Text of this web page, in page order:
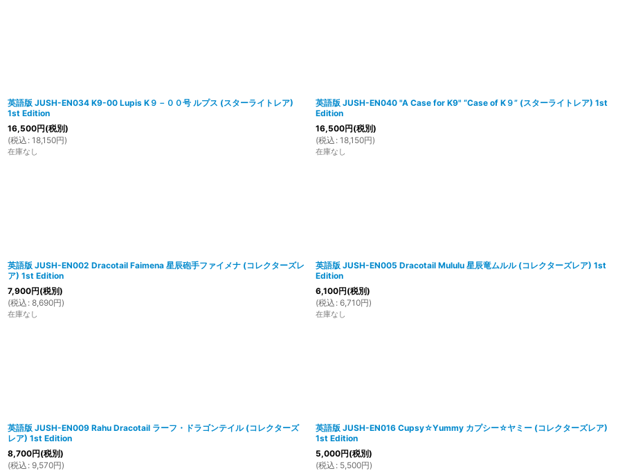
英語版 JUSH-EN034 K9-00 Lupis K９－００号 ルプス (スターライトレア)
1st Edition
16,500円(税別)
(税込 : 18,150円)
在庫なし
英語版 JUSH-EN040 "A Case for K9" “Case of K９” (スターライトレア) 1st
Edition
16,500円(税別)
(税込 : 18,150円)
在庫なし
英語版 JUSH-EN002 Dracotail Faimena 星辰砲手ファイメナ (コレクターズレ
ア) 1st Edition
7,900円(税別)
(税込 : 8,690円)
在庫なし
英語版 JUSH-EN005 Dracotail Mululu 星辰竜ムルル (コレクターズレア) 1st
Edition
6,100円(税別)
(税込 : 6,710円)
在庫なし
英語版 JUSH-EN009 Rahu Dracotail ラーフ・ドラゴンテイル (コレクターズ
レア) 1st Edition
8,700円(税別)
(税込 : 9,570円)
英語版 JUSH-EN016 Cupsy☆Yummy カプシー☆ヤミー (コレクターズレア)
1st Edition
5,000円(税別)
(税込 : 5,500円)